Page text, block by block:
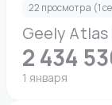
Geely Atlas
2 434
1 января
22 просмотра (1